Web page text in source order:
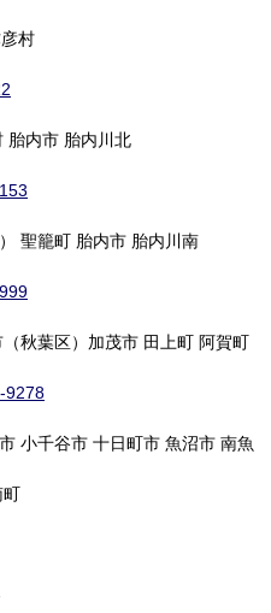
村
胎内市 胎内川北
聖籠町 胎内市 胎内川南
秋葉区）加茂市 田上町 阿賀町
9278
小千谷市 十日町市 魚沼市 南魚
町